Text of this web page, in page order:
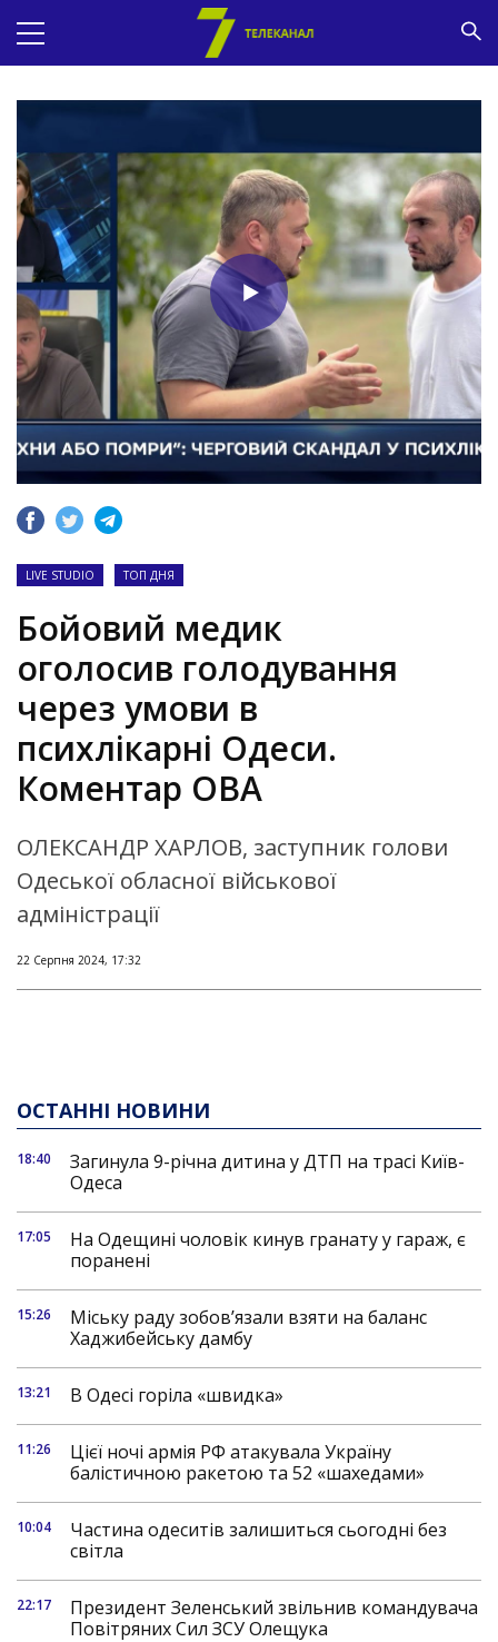
LIVE STUDIO ТОП ДНЯ
Бойовий медик
оголосив голодування
через умови в
психлікарні Одеси.
Коментар ОВА
ОЛЕКСАНДР ХАРЛОВ, заступник голови
Одеської обласної військової
адміністрації
22 Серпня 2024, 17:32
ОСТАННІ НОВИНИ
18:40
Загинула 9-річна дитина у ДТП на трасі Київ-
Одеса
17:05
На Одещині чоловік кинув гранату у гараж, є
поранені
15:26
Міську раду зобов’язали взяти на баланс
Хаджибейську дамбу
13:21 В Одесі горіла «швидка»
11:26
Цієї ночі армія РФ атакувала Україну
балістичною ракетою та 52 «шахедами»
10:04
Частина одеситів залишиться сьогодні без
світла
22:17
Президент Зеленський звільнив командувача
Повітряних Сил ЗСУ Олещука